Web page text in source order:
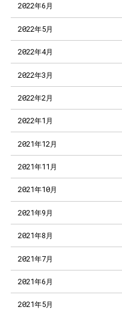
2022年6月
2022年5月
2022年4月
2022年3月
2022年2月
2022年1月
2021年12月
2021年11月
2021年10月
2021年9月
2021年8月
2021年7月
2021年6月
2021年5月